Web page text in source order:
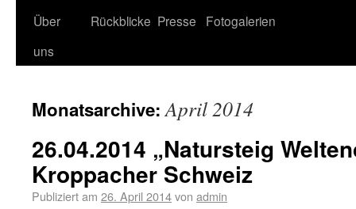
Über
uns
Rückblicke Presse Fotogalerien
Monatsarchive:April 2014
26.04.2014 „Natursteig
Kroppacher Schweiz
Publiziert am 26. April 2014von admin